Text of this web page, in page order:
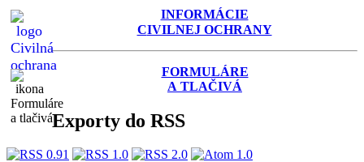
INFORMÁCIE
CIVILNEJ OCHRANY
FORMULÁRE
A TLAČIVÁ
Exporty do RSS